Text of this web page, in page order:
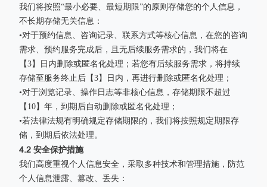
我们将按照“最小必要、最短期限”的原则存储您的个人信息，
不长期存储无关信息：
•对于预约信息、咨询记录、联系方式等核心信息，在您的咨询
需求、预约服务完成后，且无后续服务需求的，我们将在
【3】日内删除或匿名化处理；若您有后续服务需求，将持续
存储至服务终止后【3】日内，再进行删除或匿名化处理；
•对于浏览记录、操作日志等非核心信息，存储期限不超过
【10】年，到期后自动删除或匿名化处理；
•若法律法规有明确规定存储期限的，我们将按照规定期限存
储，到期后依法处理。
4.2 安全保护措施
我们高度重视个人信息安全，采取多种技术和管理措施，防范
个人信息泄露、篡改、丢失：